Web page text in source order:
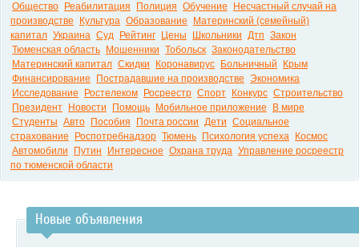
Общество
Реабилитация Полиция Обучение
Несчастный случай на
производстве
Культура Образование
Материнский (семейный)
капитал Украина Суд Рейтинг Цены Школьники Дтп Закон
Тюменская область
Мошенники Тобольск Законодательство
Материнский капитал Скидки Коронавирус Больничный
Крым
Финансирование
Пострадавшие на производстве Экономика
Исследование
Ростелеком Росреестр Спорт Конкурс Строительство
Президент
Новости Помощь Мобильное приложение
В мире
Студенты Авто Пособия Почта россии Дети Социальное
страхование
Роспотребнадзор Тюмень Психология успеха
Космос
Автомобили
Путин Интересное Охрана труда Управление росреестр
по тюменской области
Новые объявления